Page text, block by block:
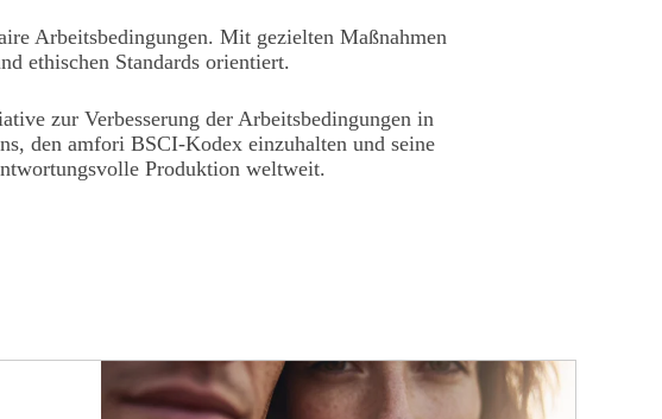
Arbeitsbedingungen. Mit gezielten Maßnahmen
ethischen Standards orientiert.
zur Verbesserung der Arbeitsbedingungen in
den amfori BSCI-Kodexeinzuhalten und seine
Produktion weltweit.